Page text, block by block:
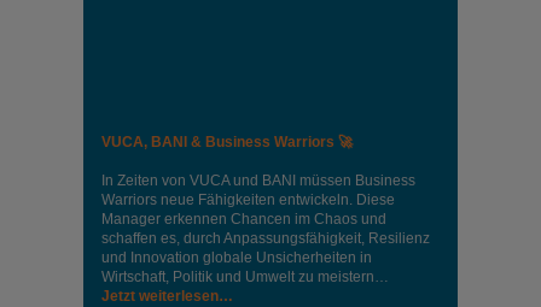
VUCA, BANI & Business Warriors 🚀
In Zeiten von VUCA und BANI müssen Business
Warriors neue Fähigkeiten entwickeln. Diese
Manager erkennen Chancen im Chaos und
schaffen es, durch Anpassungsfähigkeit, Resilienz
und Innovation globale Unsicherheiten in
Wirtschaft, Politik und Umwelt zu meistern…
Jetzt weiterlesen…